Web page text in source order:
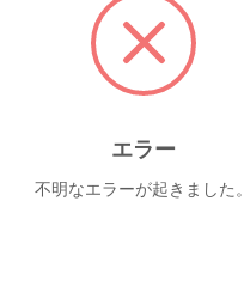
エラー
不明なエラーが起きました。